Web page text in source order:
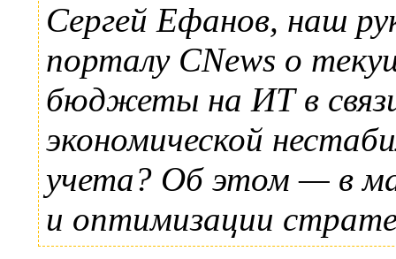
Сергей Ефанов, наш
порталу CNews о
бюджеты на ИТ в связи
экономической
учета? Об этом — в
и оптимизации